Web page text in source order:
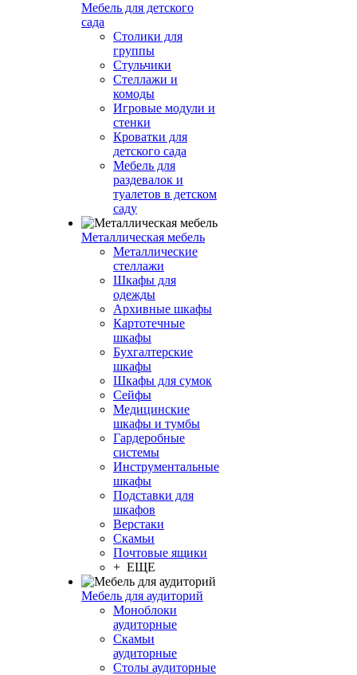
Мебель для детского
сада
Столики для
группы
Стульчики
Стеллажи и
комоды
Игровые модули и
стенки
Кроватки для
детского сада
Мебель для
раздевалок и
туалетов в детском
саду
Металлическая мебель
Металлические
стеллажи
Шкафы для
одежды
Архивные шкафы
Картотечные
шкафы
Бухгалтерские
шкафы
Шкафы для сумок
Сейфы
Медицинские
шкафы и тумбы
Гардеробные
системы
Инструментальные
шкафы
Подставки для
шкафов
Верстаки
Скамьи
Почтовые ящики
+ ЕЩЕ
Мебель для аудиторий
Моноблоки
аудиторные
Скамьи
аудиторные
Столы аудиторные